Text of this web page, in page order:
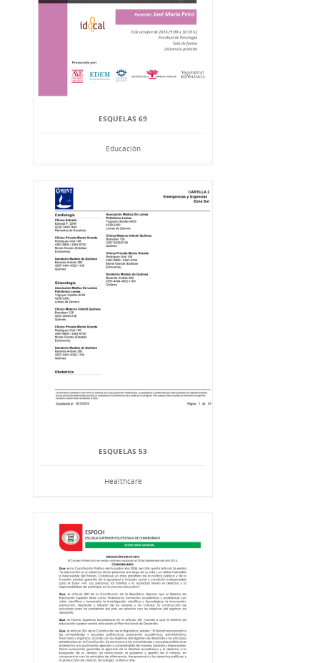
ESQUELAS 69
Educación
ESQUELAS 53
Healthcare